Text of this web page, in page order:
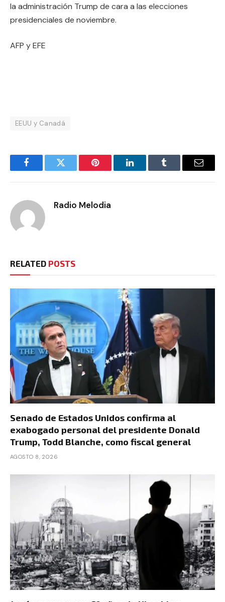
la administración Trump de cara a las elecciones
presidenciales de noviembre.
AFP y EFE
EEUU y Canadá
FacebookTwitter Pinterest LinkedInTumblr Email
Radio Melodia
RELATED POSTS
Senado de Estados Unidos confirma al
exabogado personal del presidente Donald
Trump, Todd Blanche, como fiscal general
AGOSTO 8, 2026